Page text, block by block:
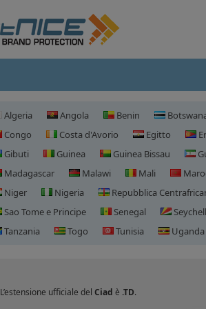
Algeria Angola Benin
Congo
Costa d'Avorio Egitto
Gibuti
Guinea Guinea Bissau
Madagascar
Malawi Mali
Niger
Nigeria Repubblica
Sao Tome e Principe
Senegal
Tanzania
Togo Tunisia Uganda
L’estensione ufficiale del Ciad è .TD.